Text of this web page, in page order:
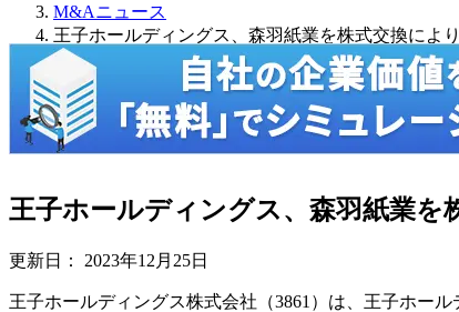
M&Aニュース
王子ホールディングス、森羽紙業を株式交換によ
王子ホールディングス、森羽紙業を
更新日： 2023年12月25日
王子ホールディングス株式会社（3861）は、王子ホー